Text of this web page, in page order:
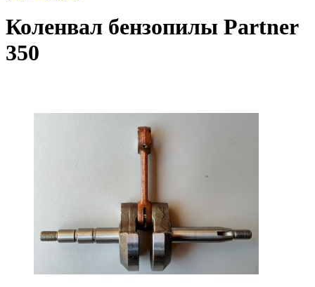
Коленвал бензопилы Partner
350